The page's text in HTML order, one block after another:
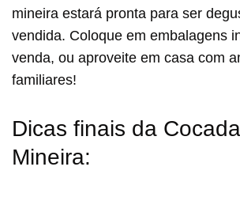
mineira estará pronta para ser
vendida. Coloque em embalagens
venda, ou aproveite em casa com
familiares!
Dicas finais da
Mineira: